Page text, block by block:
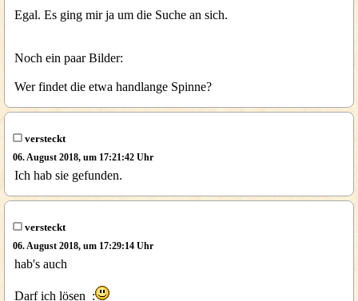
Egal. Es ging mir ja um die Suche an sich.
Noch ein paar Bilder:
Wer findet die etwa handlange Spinne?
versteckt
06. August 2018, um 17:21:42 Uhr
Ich hab sie gefunden.
versteckt
06. August 2018, um 17:29:14 Uhr
hab's auch
Darf ich lösen :